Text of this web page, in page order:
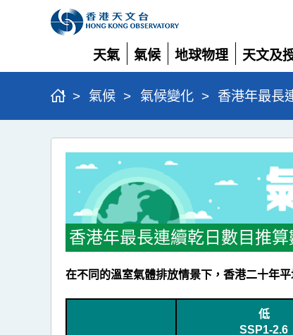
天氣
展
開
氣候
展
開
地球物理
展
開
天文及
展
開
> 氣候 > 氣候變化 > 香港年最長
香
長
連
續
乾
香港年最長連續乾日數目推算
在不同的溫室氣體排放情景下，香港二十年
低
SSP1-2.6